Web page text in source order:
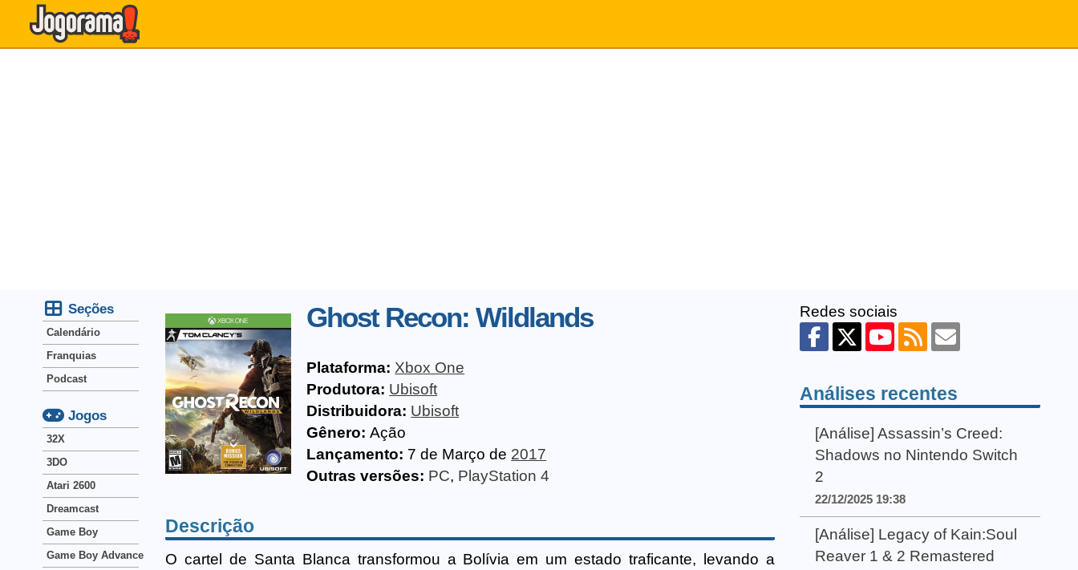
Ghost Recon: Wildlands
Plataforma: Xbox One
Produtora: Ubisoft
Distribuidora: Ubisoft
Gênero: Ação
Lançamento: 7 de Março de 2017
Outras versões: PC, PlayStation 4
Descrição
O cartel de Santa Blanca transformou a Bolívia em um estado traficante, levando a
Seções
Calendário
Franquias
Podcast
Jogos
32X
3DO
Atari 2600
Dreamcast
Game Boy
Game Boy Advance
Redes sociais
Análises recentes
[Análise] Assassin’s Creed:
Shadows no Nintendo Switch
2
22/12/2025 19:38
[Análise] Legacy of Kain:Soul
Reaver 1 & 2 Remastered